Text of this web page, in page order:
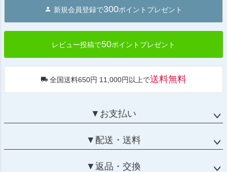
へ
新規会員登録で300ポイントプレゼント
レビュー投稿で50ポイントプレゼント
全国送料650円 11,000円以上で送料無料
▼お支払い
▼配送・送料
▼返品・交換